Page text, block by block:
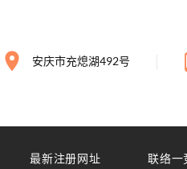
安庆市充熄湖492号
最新注册网址 联络一